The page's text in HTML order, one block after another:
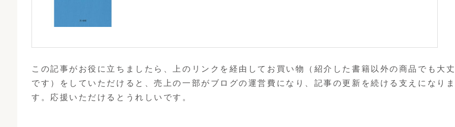
この記事がお役に立ちましたら、上のリンクを経由してお買い物（紹介した書籍以外の商品でも大
です）をしていただけると、売上の一部がブログの運営費になり、記事の更新を続ける支えになりま
す。応援いただけるとうれしいです。